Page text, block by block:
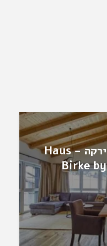
בית דירות האוס בירקה – Haus
Birke